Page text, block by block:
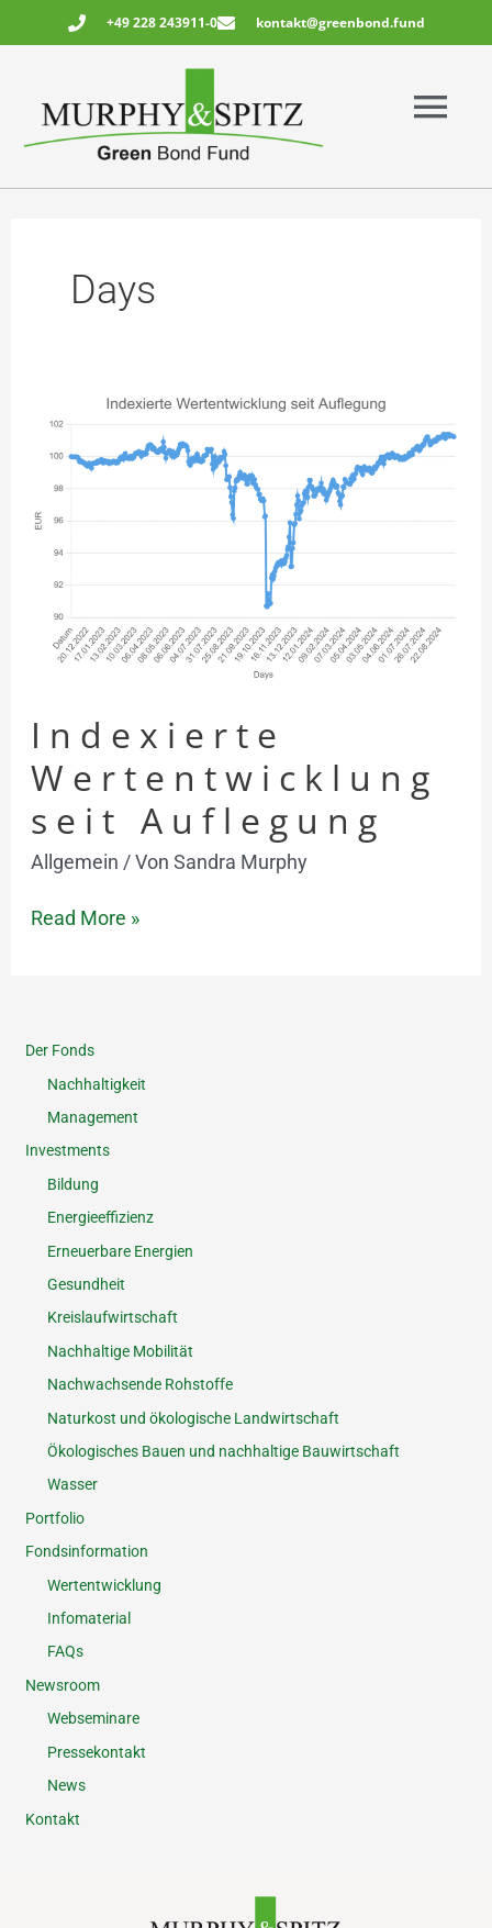
+49 228 243911-0 kontakt@greenbond.fund
Main
Menu
Days
Indexierte
Wertentwicklung
seit Auflegung
Allgemein / Von Sandra Murphy
Indexierte
Wertentwicklung
seit
Auflegung
Read More »
Der Fonds
Nachhaltigkeit
Management
Investments
Bildung
Energieeffizienz
Erneuerbare Energien
Gesundheit
Kreislaufwirtschaft
Nachhaltige Mobilität
Nachwachsende Rohstoffe
Naturkost und ökologische Landwirtschaft
Ökologisches Bauen und nachhaltige Bauwirtschaft
Wasser
Portfolio
Fondsinformation
Wertentwicklung
Infomaterial
FAQs
Newsroom
Webseminare
Pressekontakt
News
Kontakt